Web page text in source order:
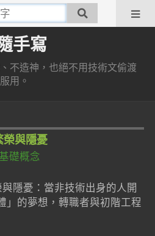
手寫
不造神，也絕不用技術文偷渡
用。
與隱憂
礎概念
隱憂：當非技術出身的人開
」的夢想，轉職者與初階工程